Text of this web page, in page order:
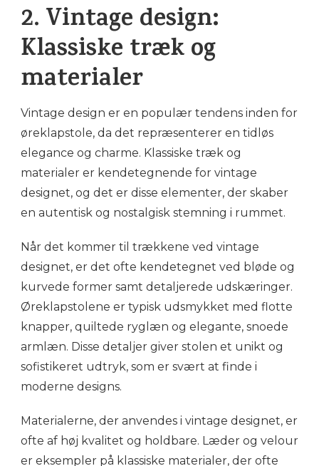
2. Vintage design:
Klassiske træk og
materialer
Vintage design er en populær tendens inden for
øreklapstole, da det repræsenterer en tidløs
elegance og charme. Klassiske træk og
materialer er kendetegnende for vintage
designet, og det er disse elementer, der skaber
en autentisk og nostalgisk stemning i rummet.
Når det kommer til trækkene ved vintage
designet, er det ofte kendetegnet ved bløde og
kurvede former samt detaljerede udskæringer.
Øreklapstolene er typisk udsmykket med flotte
knapper, quiltede ryglæn og elegante, snoede
armlæn. Disse detaljer giver stolen et unikt og
sofistikeret udtryk, som er svært at finde i
moderne designs.
Materialerne, der anvendes i vintage designet, er
ofte af høj kvalitet og holdbare. Læder og velour
er eksempler på klassiske materialer, der ofte